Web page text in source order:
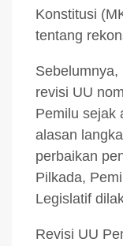
Konstitusi
tentang
revisi UU
Pemilu sejak
alasan
perbaikan
Pilkada,
Legislatif
Revisi UU